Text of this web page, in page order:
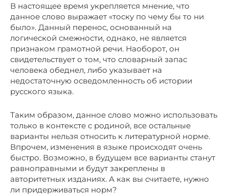
В настоящее время укрепляется мнение, что
данное слово выражает «тоску по чему бы то ни
было». Данный перенос, основанный на
логической смежности, однако, не является
признаком грамотной речи. Наоборот, он
свидетельствует о том, что словарный запас
человека обеднел, либо указывает на
недостаточную осведомленность об истории
русского языка.
Таким образом, данное слово можно использовать
только в контексте с родиной, все остальные
варианты нельзя относить к литературной норме.
Впрочем, изменения в языке происходят очень
быстро. Возможно, в будущем все варианты станут
равноправными и будут закреплены в
авторитетных изданиях. А как вы считаете, нужно
ли придерживаться норм?